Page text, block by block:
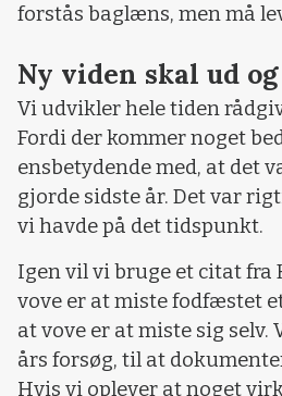
forstås baglæns, men må
Ny viden skal ud
Vi udvikler hele tiden
Fordi der kommer noget
ensbetydende med, at det
gjorde sidste år. Det var
vi havde på det tidspunkt.
Igen vil vi bruge et citat fra
vove er at miste fodfæstet
at vove er at miste sig selv.
års forsøg, til at
Hvis vi oplever at noget